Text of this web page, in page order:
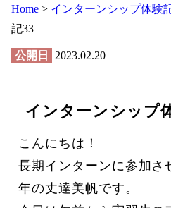
Home > インターンシップ体験
記33
公開日 2023.02.20
インターンシップ
こんにちは！
長期インターンに参加さ
年の丈達美帆です。